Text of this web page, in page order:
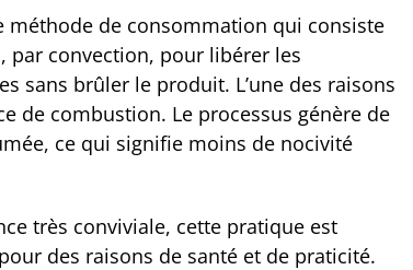
méthode de consommation qui consiste
par convection, pour libérer les
sans brûler le produit. L’une des raisons
de combustion. Le processus génère de
ce qui signifie moins de nocivité
très conviviale, cette pratique est
des raisons de santé et de praticité.